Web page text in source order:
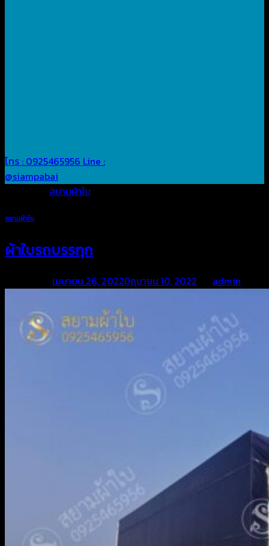
โทร : 0925465956 Line :
@siampabai
สยามผ้าใบ
สยามผ้าใบ
ผ้าใบรถบรรทุก
เมษายน 26, 2022มิถุนายน 10, 2022 admin